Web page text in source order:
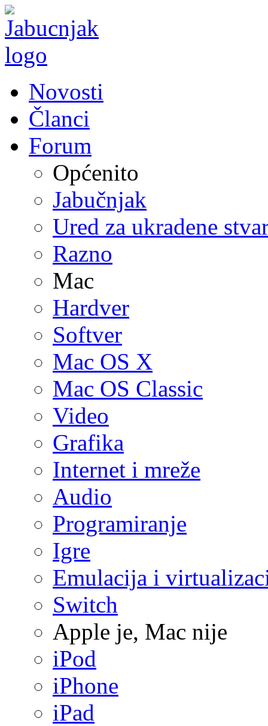
Novosti
Članci
Forum
Općenito
Jabučnjak
Ured za ukradene
Razno
Mac
Hardver
Softver
Mac OS X
Mac OS Classic
Video
Grafika
Internet i mreže
Audio
Programiranje
Igre
Emulacija i
Switch
Apple je, Mac nije
iPod
iPhone
iPad